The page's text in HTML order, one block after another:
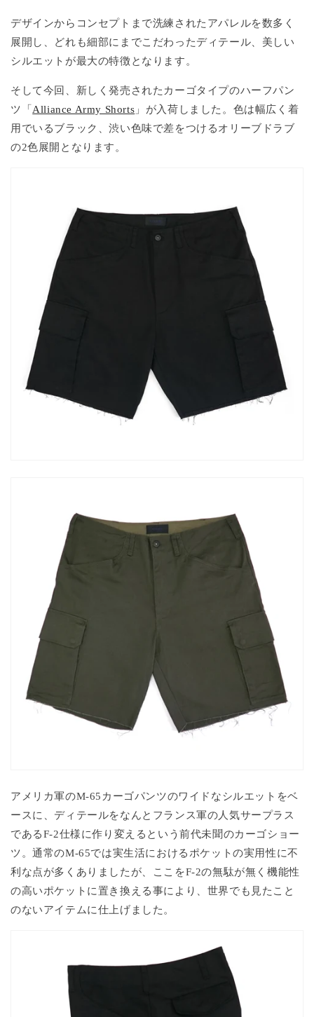
デザインからコンセプトまで洗練されたアパレルを数多く
展開し、どれも細部にまでこだわったディテール、美しい
シルエットが最大の特徴となります。
そして今回、新しく発売されたカーゴタイプのハーフパン
ツ「 Alliance Army Shorts 」が入荷しました。色は幅広く着
用でいるブラック、渋い色味で差をつけるオリーブドラブ
の2色展開となります。
アメリカ軍のM-65カーゴパンツのワイドなシルエットをベ
ースに、ディテールをなんとフランス軍の人気サープラス
であるF-2仕様に作り変えるという前代未聞のカーゴショー
ツ。通常のM-65では実生活におけるポケットの実用性に不
利な点が多くありましたが、ここをF-2の無駄が無く機能性
の高いポケットに置き換える事により、世界でも見たこと
のないアイテムに仕上げました。